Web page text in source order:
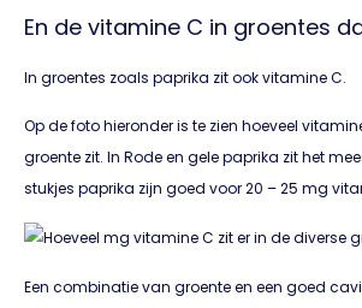
En de vitamine C in groentes
In groentes zoals paprika zit ook vitamine C.
Op de foto hieronder is te zien hoeveel
groente zit. In Rode en gele paprika zit het
stukjes paprika zijn goed voor 20 – 25 mg
Een combinatie van groente en een goed